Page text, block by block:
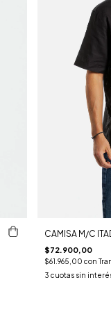
CAMISA M/C
$72.900,00
$61.965,00 con
3 cuotas sin